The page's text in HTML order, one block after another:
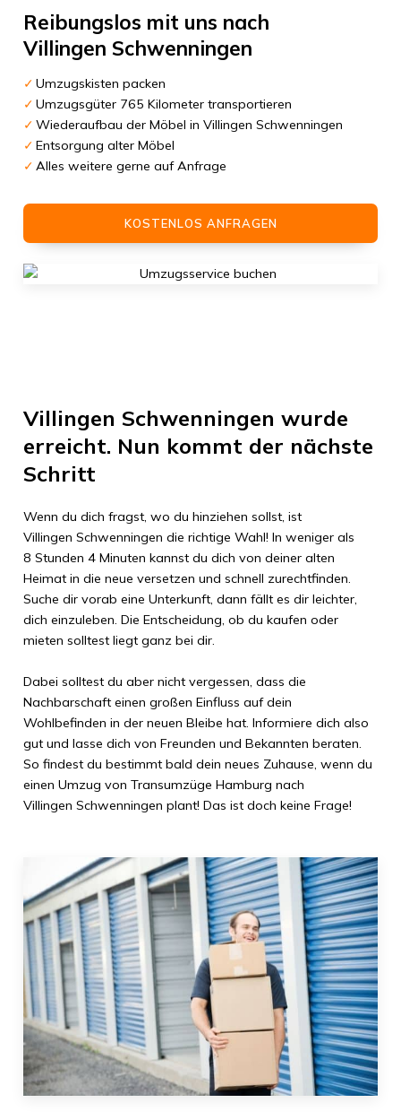
Reibungslos mit uns nach
Villingen Schwenningen
Umzugskisten packen
Umzugsgüter 765 Kilometer transportieren
Wiederaufbau der Möbel in Villingen Schwenningen
Entsorgung alter Möbel
Alles weitere gerne auf Anfrage
KOSTENLOS ANFRAGEN
Villingen Schwenningen wurde
erreicht. Nun kommt der nächste
Schritt
Wenn du dich fragst, wo du hinziehen sollst, ist
Villingen Schwenningen die richtige Wahl! In weniger als
8 Stunden 4 Minuten kannst du dich von deiner alten
Heimat in die neue versetzen und schnell zurechtfinden.
Suche dir vorab eine Unterkunft, dann fällt es dir leichter,
dich einzuleben. Die Entscheidung, ob du kaufen oder
mieten solltest liegt ganz bei dir.
Dabei solltest du aber nicht vergessen, dass die
Nachbarschaft einen großen Einfluss auf dein
Wohlbefinden in der neuen Bleibe hat. Informiere dich also
gut und lasse dich von Freunden und Bekannten beraten.
So findest du bestimmt bald dein neues Zuhause, wenn du
einen Umzug von Transumzüge Hamburg nach
Villingen Schwenningen plant! Das ist doch keine Frage!